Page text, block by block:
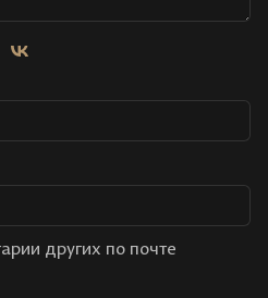
других по почте